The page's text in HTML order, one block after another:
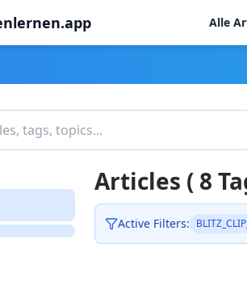
Alle
Articles ( 8
Active Filters: BLITZ_CLIP